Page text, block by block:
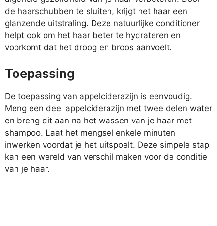
de haarschubben te sluiten, krijgt het haar een
glanzende uitstraling. Deze natuurlijke conditioner
helpt ook om het haar beter te hydrateren en
voorkomt dat het droog en broos aanvoelt.
Toepassing
De toepassing van appelciderazijn is eenvoudig.
Meng een deel appelciderazijn met twee delen water
en breng dit aan na het wassen van je haar met
shampoo. Laat het mengsel enkele minuten
inwerken voordat je het uitspoelt. Deze simpele stap
kan een wereld van verschil maken voor de conditie
van je haar.